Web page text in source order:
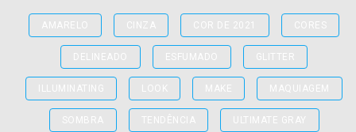
AMARELO CINZA COR DE 2021 CORES
DELINEADO ESFUMADO GLITTER
ILLUMINATING LOOK MAKE MAQUIAGEM
SOMBRA TENDÊNCIA ULTIMATE GRAY